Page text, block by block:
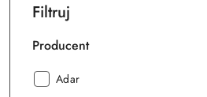
Filtruj
Producent
Producent:
Adar